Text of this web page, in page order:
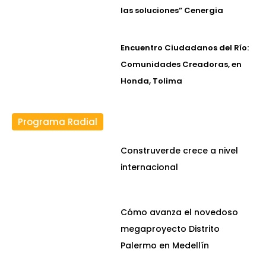
las soluciones” Cenergia
Encuentro Ciudadanos del Río:
Comunidades Creadoras, en
Honda, Tolima
Programa Radial
Construverde crece a nivel
internacional
Cómo avanza el novedoso
megaproyecto Distrito
Palermo en Medellín